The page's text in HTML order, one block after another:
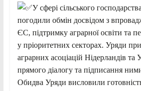
У сфері сільського
погодили обмін досвідом з
ЄС, підтримку аграрної освіти та
у пріоритетних секторах. Уряди
аграрних асоціацій Нідерландів та
прямого діалогу та підписання
Обидва Уряди висловили